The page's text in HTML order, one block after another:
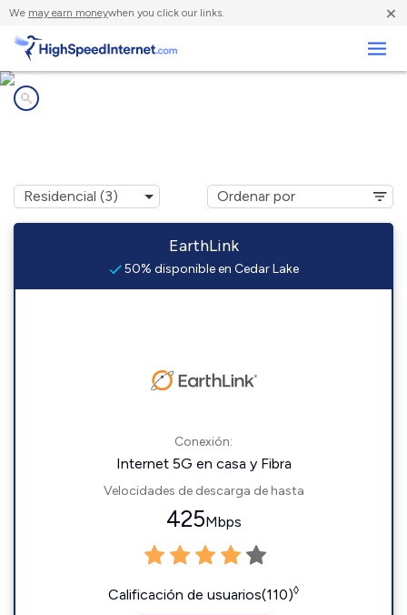
We may earn moneywhen you click our links. ×
EarthLink
50% disponible en Cedar Lake
Conexión:
Internet 5G en casa y Fibra
Velocidades de descarga de hasta
425Mbps
Calificación de usuarios(110)◊